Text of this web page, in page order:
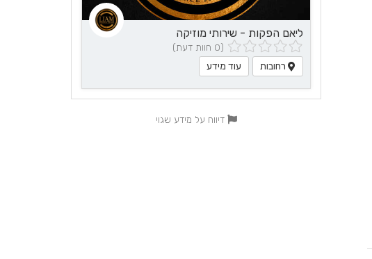
ליאם הפקות - שירותי מוזיקה
(0 חוות דעת)
רחובות עוד מידע
דיווח על מידע שגוי